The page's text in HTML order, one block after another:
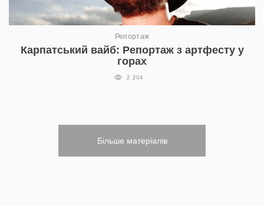
Репортаж
Карпатський вайб: Репортаж з артфесту у
горах
2 204
Більше матеріалів